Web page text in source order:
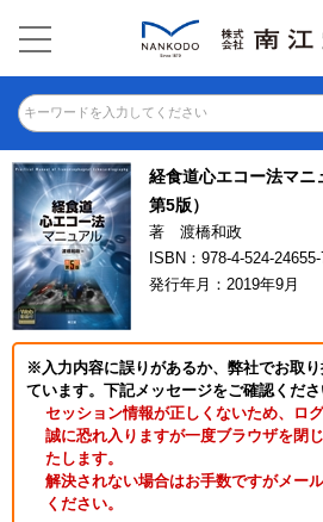
キーワードを入力してください
経食道心エコー法マ
第5版）
著 渡橋和政
ISBN：978-4-524-
発行年月：2019年9月
※入力内容に誤りがあるか、弊社でお取
ています。下記メッセージをご確認くださ
セッション情報が正しくないため、ロ
誠に恐れ入りますが一度ブラウザを閉
たします。
解決されない場合はお手数ですがメー
ください。